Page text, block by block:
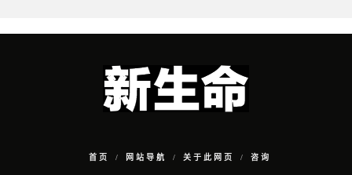
首页 网站导航 关于此网页 咨询